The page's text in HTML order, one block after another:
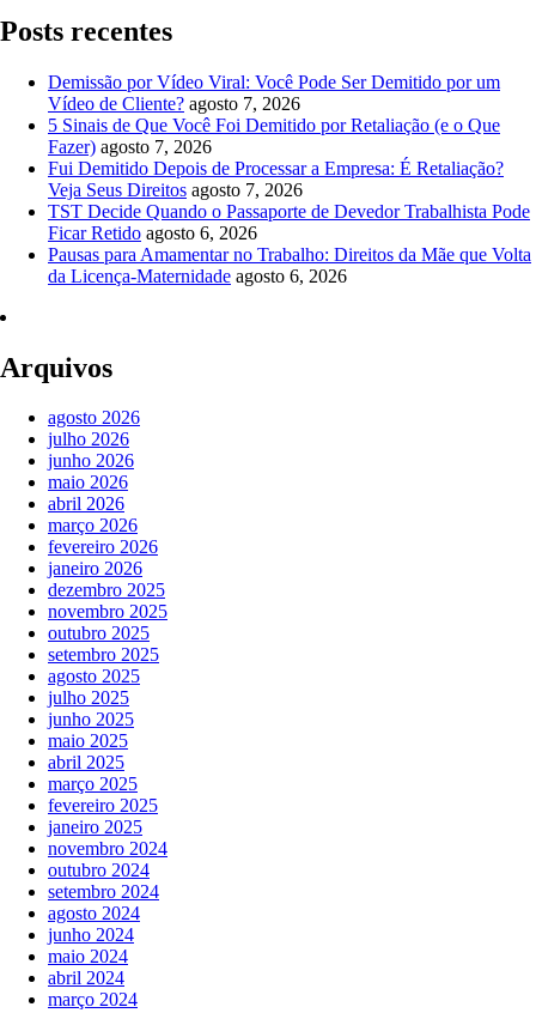
Posts recentes
Demissão por Vídeo Viral: Você Pode Ser Demitido por um
Vídeo de Cliente? agosto 7, 2026
5 Sinais de Que Você Foi Demitido por Retaliação (e o Que
Fazer) agosto 7, 2026
Fui Demitido Depois de Processar a Empresa: É Retaliação?
Veja Seus Direitos agosto 7, 2026
TST Decide Quando o Passaporte de Devedor Trabalhista Pode
Ficar Retido agosto 6, 2026
Pausas para Amamentar no Trabalho: Direitos da Mãe que Volta
da Licença-Maternidade agosto 6, 2026
Arquivos
agosto 2026
julho 2026
junho 2026
maio 2026
abril 2026
março 2026
fevereiro 2026
janeiro 2026
dezembro 2025
novembro 2025
outubro 2025
setembro 2025
agosto 2025
julho 2025
junho 2025
maio 2025
abril 2025
março 2025
fevereiro 2025
janeiro 2025
novembro 2024
outubro 2024
setembro 2024
agosto 2024
junho 2024
maio 2024
abril 2024
março 2024